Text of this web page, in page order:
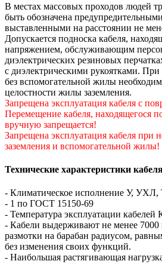
В местах массовых проходов людей
быть обозначена
выставленными на расстоянии не
Допускается подноска кабеля,
напряжением, обслуживающим
диэлектрических резиновых
с диэлектрическими рукоятками. При
без вспомогательной жилы
целостности жилы заземления.
Запрещена эксплуатация кабеля с
Перемещение кабеля, находящегося
вручную запрещается!
Запрещена эксплуатация кабеля при
заземления и вспомогательной жилы!
Технические характеристики
- Климатическое исполнение У, УХЛ,
- 1 по ГОСТ 15150-69
- Температура эксплуатации кабелей
- Кабели выдерживают не менее
размотки на барабан радиусом,
без изменения своих функций.
- Наибольшая растягивающая